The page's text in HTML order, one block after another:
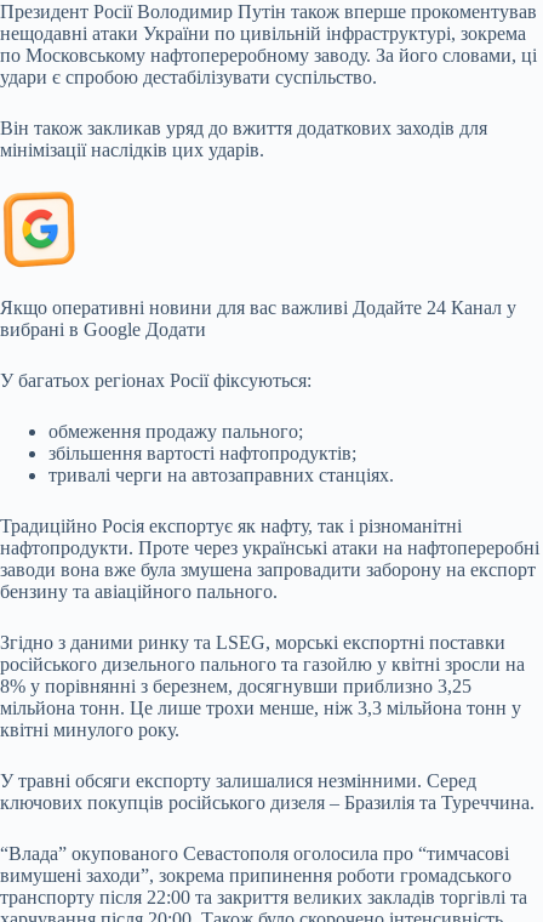
Президент Росії Володимир Путін також вперше прокоментував
нещодавні атаки України по цивільній інфраструктурі, зокрема
по Московському нафтопереробному заводу. За його словами, ці
удари є спробою дестабілізувати суспільство.
Він також закликав уряд до вжиття додаткових заходів для
мінімізації наслідків цих ударів.
Якщо оперативні новини для вас важливі Додайте 24 Канал у
вибрані в Google Додати
У багатьох регіонах Росії фіксуються:
обмеження продажу пального;
збільшення вартості нафтопродуктів;
тривалі черги на автозаправних станціях.
Традиційно Росія експортує як нафту, так і різноманітні
нафтопродукти. Проте через українські атаки на нафтопереробні
заводи вона вже була змушена запровадити заборону на експорт
бензину та авіаційного пального.
Згідно з даними ринку та LSEG, морські експортні поставки
російського дизельного пального та газойлю у квітні зросли на
8% у порівнянні з березнем, досягнувши приблизно 3,25
мільйона тонн. Це лише трохи менше, ніж 3,3 мільйона тонн у
квітні минулого року.
У травні обсяги експорту залишалися незмінними. Серед
ключових покупців російського дизеля – Бразилія та Туреччина.
“Влада” окупованого Севастополя оголосила про “тимчасові
вимушені заходи”, зокрема припинення роботи громадського
транспорту після 22:00 та закриття великих закладів торгівлі та